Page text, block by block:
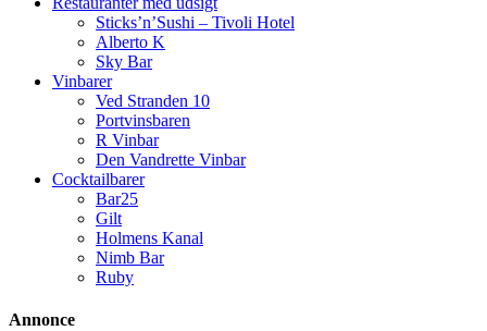
Sticks’n’Sushi – Tivoli Hotel
Alberto K
Sky Bar
Vinbarer
Ved Stranden 10
Portvinsbaren
R Vinbar
Den Vandrette Vinbar
Cocktailbarer
Bar25
Gilt
Holmens Kanal
Nimb Bar
Ruby
Annonce